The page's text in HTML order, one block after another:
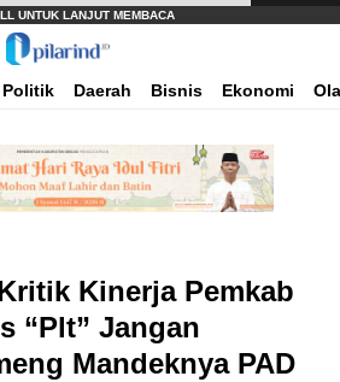
Pilarind.id
Arah Bangsa Bermula
Politik Daerah Bisnis Ekonomi
Kinerja Pemkab
“Plt” Jangan
Mandeknya PAD